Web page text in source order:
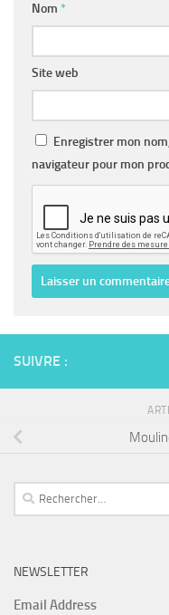
Nom *
Site web
Enregistrer mon
navigateur pour mon
SUIVRE :
Rechercher :
NEWSLETTER
Email Address